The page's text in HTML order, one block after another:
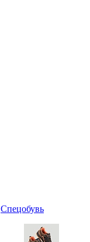
Спецобувь